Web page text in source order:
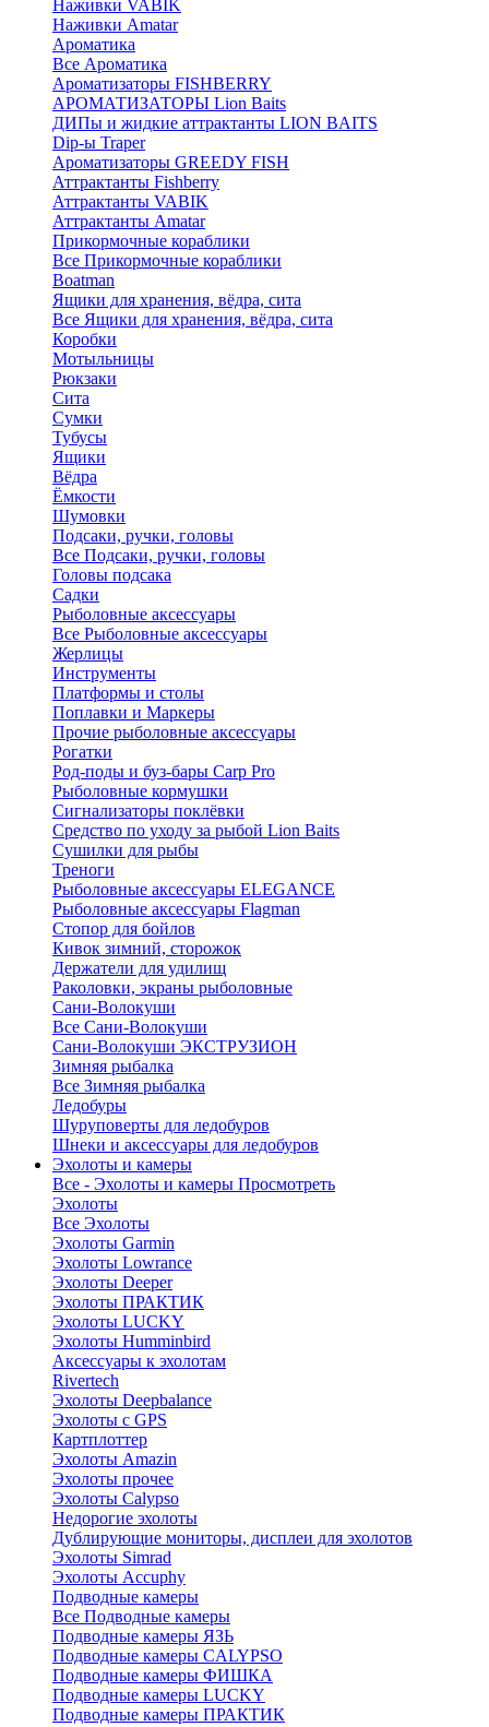
Наживки VABIK
Наживки Amatar
Ароматика
Все Ароматика
Ароматизаторы FISHBERRY
АРОМАТИЗАТОРЫ Lion Baits
ДИПы и жидкие аттрактанты LION BAITS
Dip-ы Traper
Ароматизаторы GREEDY FISH
Аттрактанты Fishberry
Аттрактанты VABIK
Аттрактанты Amatar
Прикормочные кораблики
Все Прикормочные кораблики
Boatman
Ящики для хранения, вёдра, сита
Все Ящики для хранения, вёдра, сита
Коробки
Мотыльницы
Рюкзаки
Сита
Сумки
Тубусы
Ящики
Вёдра
Ёмкости
Шумовки
Подсаки, ручки, головы
Все Подсаки, ручки, головы
Головы подсака
Садки
Рыболовные аксессуары
Все Рыболовные аксессуары
Жерлицы
Инструменты
Платформы и столы
Поплавки и Маркеры
Прочие рыболовные аксессуары
Рогатки
Род-поды и буз-бары Carp Pro
Рыболовные кормушки
Сигнализаторы поклёвки
Средство по уходу за рыбой Lion Baits
Сушилки для рыбы
Треноги
Рыболовные аксессуары ELEGANCE
Рыболовные аксессуары Flagman
Стопор для бойлов
Кивок зимний, сторожок
Держатели для удилищ
Раколовки, экраны рыболовные
Сани-Волокуши
Все Сани-Волокуши
Сани-Волокуши ЭКСТРУЗИОН
Зимняя рыбалка
Все Зимняя рыбалка
Ледобуры
Шуруповерты для ледобуров
Шнеки и аксессуары для ледобуров
Эхолоты и камеры
Все - Эхолоты и камеры Просмотреть
Эхолоты
Все Эхолоты
Эхолоты Garmin
Эхолоты Lowrance
Эхолоты Deeper
Эхолоты ПРАКТИК
Эхолоты LUCKY
Эхолоты Humminbird
Аксессуары к эхолотам
Rivertech
Эхолоты Deepbalance
Эхолоты с GPS
Картплоттер
Эхолоты Amazin
Эхолоты прочее
Эхолоты Calypso
Недорогие эхолоты
Дублирующие мониторы, дисплеи для эхолотов
Эхолоты Simrad
Эхолоты Accuphy
Подводные камеры
Все Подводные камеры
Подводные камеры ЯЗЬ
Подводные камеры CALYPSO
Подводные камеры ФИШКА
Подводные камеры LUCKY
Подводные камеры ПРАКТИК